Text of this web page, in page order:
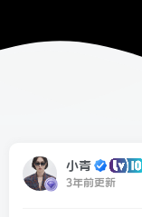
小青
3年前更新